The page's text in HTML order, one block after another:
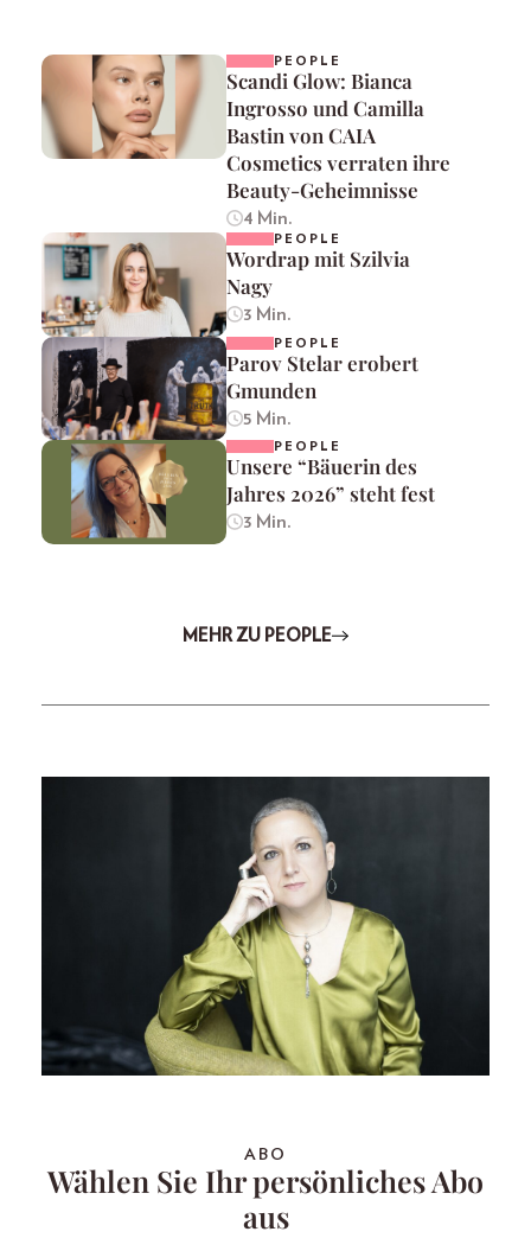
PEOPLE
Scandi Glow: Bianca
Ingrosso und Camilla
Bastin von CAIA
Cosmetics verraten ihre
Beauty-Geheimnisse
4 Min.
PEOPLE
Wordrap mit Szilvia
Nagy
3 Min.
PEOPLE
Parov Stelar erobert
Gmunden
5 Min.
PEOPLE
Unsere “Bäuerin des
Jahres 2026” steht fest
3 Min.
MEHR ZU PEOPLE
ABO
Wählen Sie Ihr persönliches Abo
aus